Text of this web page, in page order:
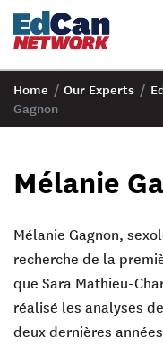
Home / Our Experts /
Gagnon
Mélanie
Mélanie Gagnon,
recherche de la
que Sara Mathieu-
réalisé les analyses
deux dernières